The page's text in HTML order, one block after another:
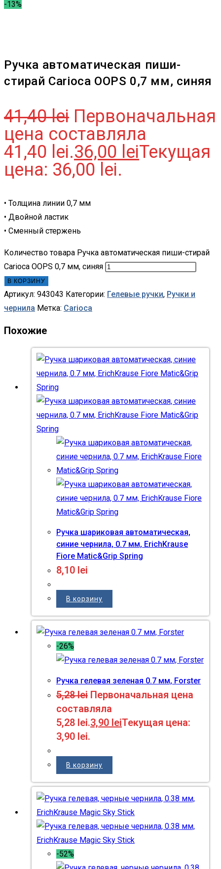
-13%
Ручка автоматическая пиши-
стирай Carioca OOPS 0,7 мм, синяя
41,40lei Первоначальная
цена составляла
41,40 lei.36,00 leiТекущая
цена: 36,00 lei.
• Толщина линии 0,7 мм
• Двойной ластик
• Сменный стержень
Количество товара Ручка автоматическая пиши-стирай
Carioca OOPS 0,7 мм, синяя
В КОРЗИНУ
Артикул: 943043 Категории: Гелевые ручки, Ручки и
чернила Метка: Carioca
Похожие
Ручка шариковая автоматическая,
синие чернила, 0.7 мм, ErichKrause
Fiore Matic&Grip Spring
8,10 lei
В корзину
-26%
Ручка гелевая зеленая 0.7 мм, Forster
5,28lei Первоначальная цена
составляла
5,28 lei.3,90 leiТекущая цена:
3,90 lei.
В корзину
-52%